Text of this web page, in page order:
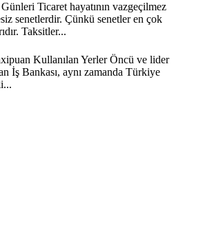
Günleri Ticaret hayatının vazgeçilmez
senetlerdir. Çünkü senetler en çok
Taksitler...
Kullanılan Yerler Öncü ve lider
İş Bankası, aynı zamanda Türkiye